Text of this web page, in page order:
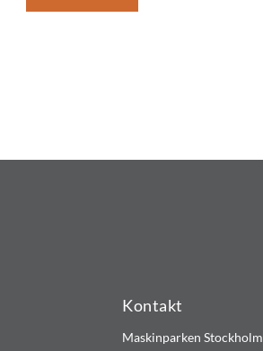
Kontakt
Maskinparken Stockholm